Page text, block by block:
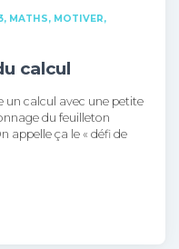
MATHS
MOTIVER,
calcul
un calcul avec une petite
du feuilleton
appelle ça le « défi de